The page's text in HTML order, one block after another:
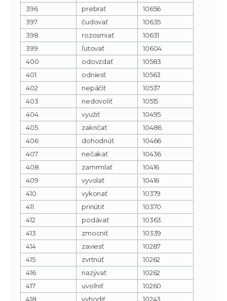
396
prebrať
10656
397
čudovať
10635
398
rozosmiať
10631
399
ľutovať
10604
400
odovzdať
10583
401
odniesť
10563
402
nepáčiť
10537
403
nedovoliť
10515
404
využiť
10495
405
zakričať
10486
406
dohodnúť
10466
407
nečakať
10436
408
zamrmlať
10416
409
vyvolať
10416
410
vykonať
10379
411
prinútiť
10370
412
podávať
10363
413
zmocniť
10339
414
zaviesť
10287
415
zvrtnúť
10262
416
nazývať
10262
417
uvoľniť
10260
418
vyhodiť 10243